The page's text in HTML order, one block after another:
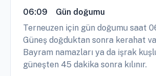
06:09
Gün doğumu
Terneuzen için gün doğumu saat
Güneş doğduktan sonra kerahat
Bayram namazları ya da işrak
güneşten 45 dakika sonra kılınır.